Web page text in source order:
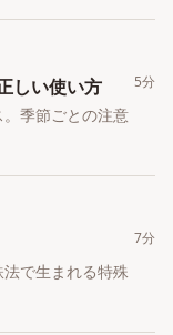
しい使い方
季節ごとの注意
5分
で生まれる特殊
7分